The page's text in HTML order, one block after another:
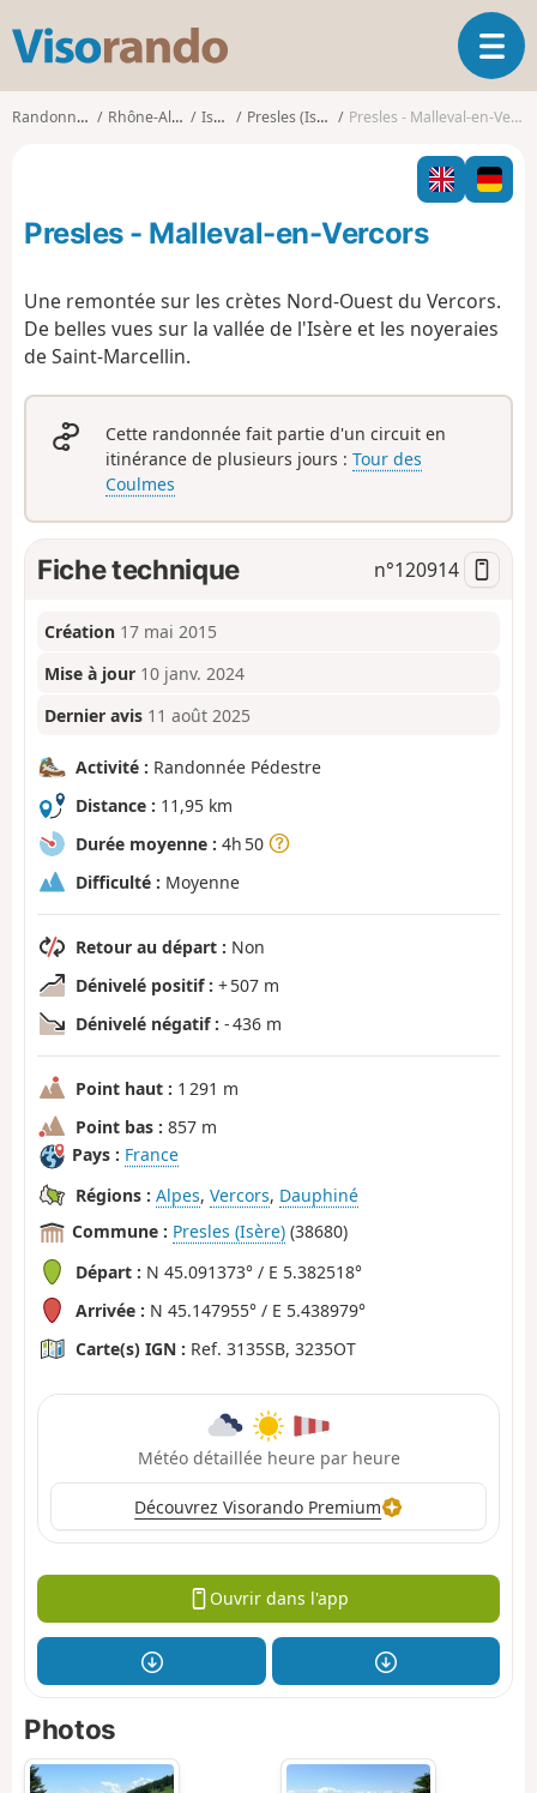
s
o
O
u
v
i
r
l
v
i
Randonnées Rhône-Alpes Isère Presles (Isère) Presles - Malleval-en-Vercors
Presles - Malleval-en-Vercors
Une remontée sur les crètes Nord-Ouest du Vercors.
De belles vues sur la vallée de l'Isère et les noyeraies
de Saint-Marcellin.
Cette randonnée fait partie d'un circuit en
itinérance de plusieurs jours :Tour des
Coulmes
Fiche technique n°120914
Création 17 mai 2015
Mise à jour 10 janv. 2024
Dernier avis 11 août 2025
Activité : Randonnée Pédestre
Distance : 11,95 km
Durée moyenne : 4h 50
Difficulté : Moyenne
Retour au départ : Non
Dénivelé positif : + 507 m
Dénivelé négatif : - 436 m
Point haut : 1 291 m
Point bas : 857 m
Pays : France
Régions : Alpes, Vercors, Dauphiné
Commune : Presles (Isère) (38680)
Départ : N 45.091373° / E 5.382518°
Arrivée : N 45.147955° / E 5.438979°
Carte(s) IGN : Ref. 3135SB, 3235OT
Météo détaillée heure par heure
Découvrez Visorando Premium
Ouvrir dans l'app
Photos